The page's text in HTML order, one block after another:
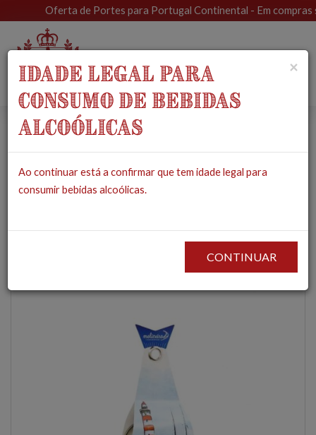
Oferta de Portes para Portugal Continental - Em compras
Bacalhau com Grão
de Bico, Cebola e
×
IDADE LEGAL PARA
CONSUMO DE BEBIDAS
ALCOÓLICAS
Ao continuar está a confirmar que tem idade legal para
consumir bebidas alcoólicas.
CONTINUAR